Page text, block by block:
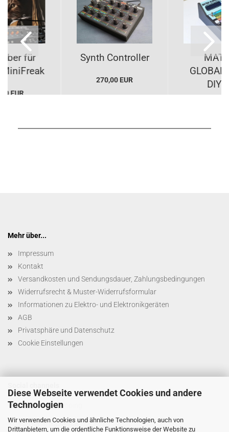
Diese Webseite verwendet Cookies und andere
Technologien
Wir verwenden Cookies und ähnliche Technologien, auch von
Drittanbietern, um die ordentliche Funktionsweise der Website zu
für
EUR
Synth Controller
270,00 EUR
DIY-
Mehr über...
Impressum
Kontakt
Versandkosten und Sendungsdauer, Zahlungsbedingungen
Widerrufsrecht & Muster-Widerrufsformular
Informationen zu Elektro- und Elektronikgeräten
AGB
Privatsphäre und Datenschutz
Cookie Einstellungen
YouTube/stereoping
YouTube/@C4PAM